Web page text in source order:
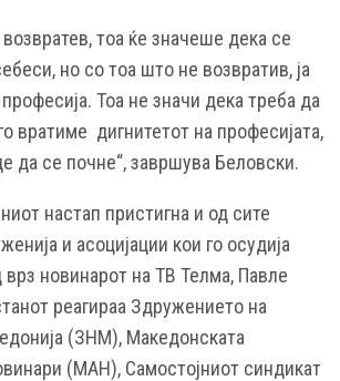
возвратев, тоа ќе значеше дека се
но со тоа што не возвратив, ја
Тоа не значи дека треба да
вратиме дигнитетот на професијата,
да се почне“, завршува Белoвски.
настап пристигна и од сите
и асоцијации кои го осудија
новинарот на ТВ Телма, Павле
реагираа Здружението на
(ЗНМ), Македонската
(МАН), Самостојниот синдикат